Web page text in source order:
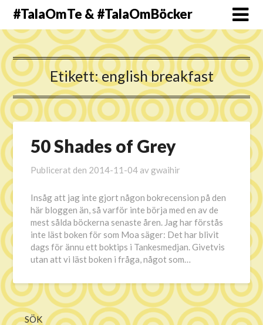
#TalaOmTe & #TalaOmBöcker
Etikett:english breakfast
50 Shades of Grey
Publicerat den 2014-11-04 av gwaihir
Insåg att jag inte gjort någon bokrecension på den
här bloggen än, så varför inte börja med en av de
mest sålda böckerna senaste åren. Jag har förstås
inte läst boken för som Moa säger: Det har blivit
dags för ännu ett boktips i Tankesmedjan. Givetvis
utan att vi läst boken i fråga, något som…
SÖK